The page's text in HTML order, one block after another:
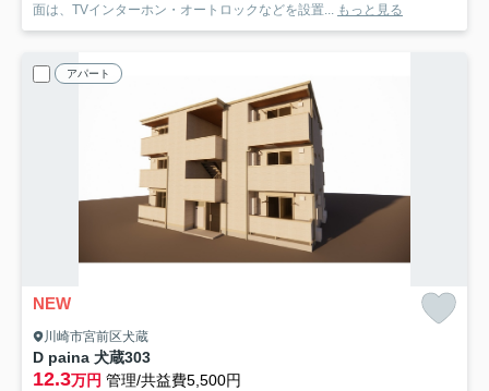
面は、TVインターホン・オートロックなどを設置...
もっと見る
アパート
NEW
川崎市宮前区犬蔵
D paina 犬蔵303
12.3万円 管理/共益費5,500円